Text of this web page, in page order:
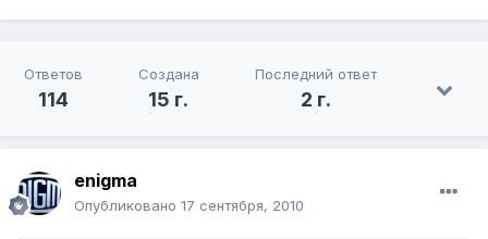
Ответов
114
Создана
15 г.
Последний ответ
2 г.
enigma
Опубликовано 17 сентября, 2010